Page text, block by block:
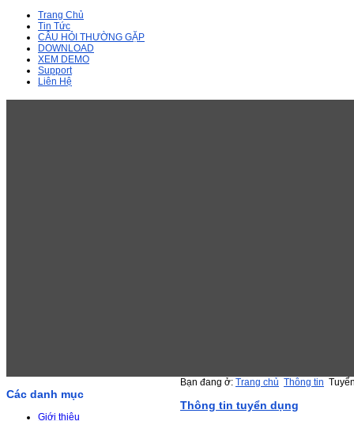
Trang Chủ
Tin Tức
CÂU HỎI THƯỜNG GẶP
DOWNLOAD
XEM DEMO
Support
Liên Hệ
Các danh mục
Giới thiệu
Bạn đang ở: Trang chủ Thông tin
Thông tin tuyển dụng